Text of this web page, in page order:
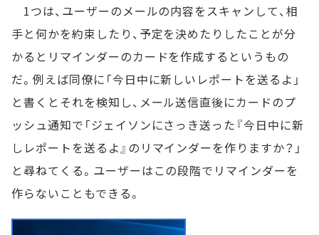
1つは、ユーザーのメールの内容をスキャンして、相
手と何かを約束したり、予定を決めたりしたことが分
かるとリマインダーのカードを作成するというもの
だ。例えば同僚に「今日中に新しいレポートを送るよ」
と書くとそれを検知し、メール送信直後にカードのプ
ッシュ通知で「ジェイソンにさっき送った『今日中に新
しレポートを送るよ』のリマインダーを作りますか？」
と尋ねてくる。ユーザーはこの段階でリマインダーを
作らないこともできる。